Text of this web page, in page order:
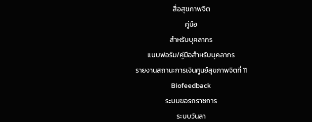
สื่อสุขภาพจิต
คู่มือ
สำหรับบุคลากร
แบบฟอร์ม/คู่มือสำหรับบุคลากร
รายงานสถานะการเงินศูนย์สุขภาพจิตที่ 11
Biofeedback
ระบบขอรถราชการ
ระบบวันลา